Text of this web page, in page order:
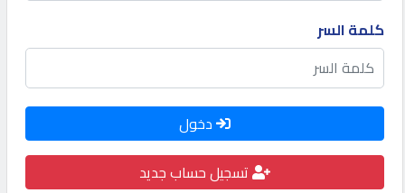
كيو
نمبر
كارز
كلمة السر
دخول
تسجيل حساب جديد